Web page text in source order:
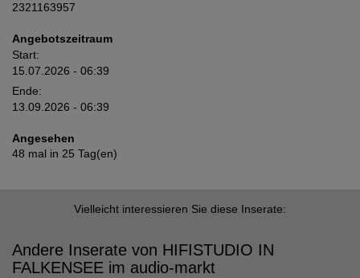
2321163957
Angebotszeitraum
Start:
15.07.2026 - 06:39
Ende:
13.09.2026 - 06:39
Angesehen
48 mal in 25 Tag(en)
Vielleicht interessieren Sie diese Inserate:
Andere Inserate von HIFISTUDIO IN
FALKENSEE im audio-markt